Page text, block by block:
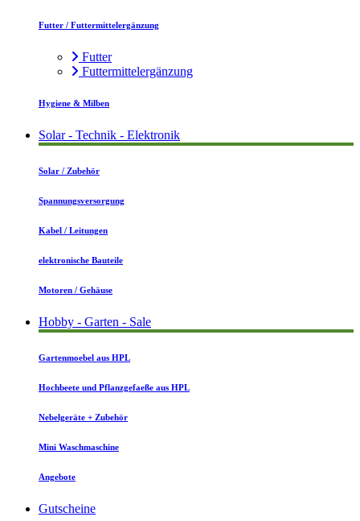
Futter / Futtermittelergänzung
Futter
Futtermittelergänzung
Hygiene & Milben
Solar - Technik - Elektronik
Solar / Zubehör
Spannungsversorgung
Kabel / Leitungen
elektronische Bauteile
Motoren / Gehäuse
Hobby - Garten - Sale
Gartenmoebel aus HPL
Hochbeete und Pflanzgefaeße aus HPL
Nebelgeräte + Zubehör
Mini Waschmaschine
Angebote
Gutscheine